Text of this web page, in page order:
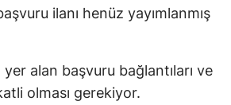
ilanı henüz yayımlanmış
alan başvuru bağlantıları ve
olması gerekiyor.